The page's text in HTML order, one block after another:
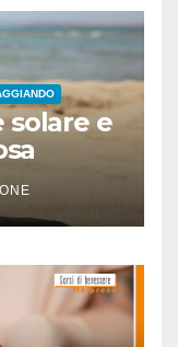
solare e